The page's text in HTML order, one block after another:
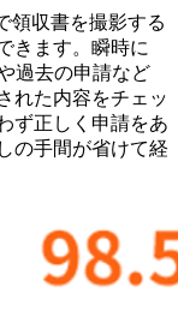
領収書を撮影する
きます。瞬時に
過去の申請など
れた内容をチェッ
ず正しく申請をあ
の手間が省けて経